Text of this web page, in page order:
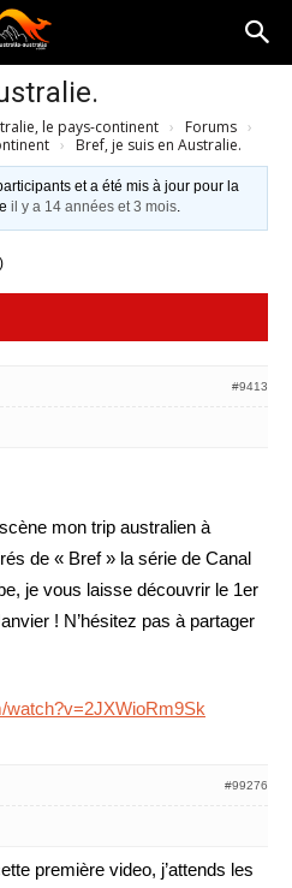
le pays-continent › Forums ›
› Bref, je suis en Australie.
et a été mis à jour pour la
il y a 14 années et 3 mois.
#9413
mon trip australien à
de « Bref » la série de Canal
je vous laisse découvrir le 1er
! N’hésitez pas à partager
watch?v=2JXWioRm9Sk
#99276
première video, j’attends les